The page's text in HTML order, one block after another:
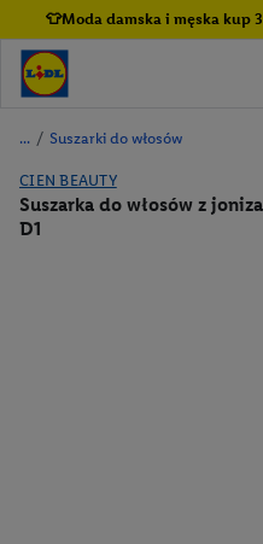
👕Moda damska i męska kup
/ Suszarki do włosów
CIEN BEAUTY
Suszarka do włosów z
D1